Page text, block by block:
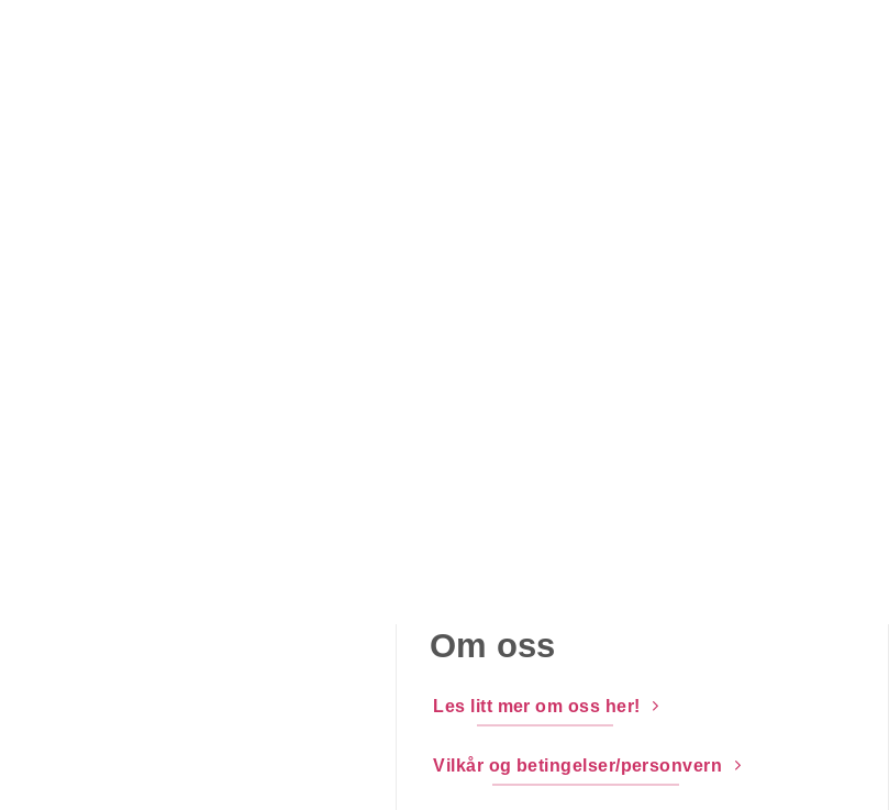
Om oss
Les litt mer om oss her!
Vilkår og betingelser/personvern